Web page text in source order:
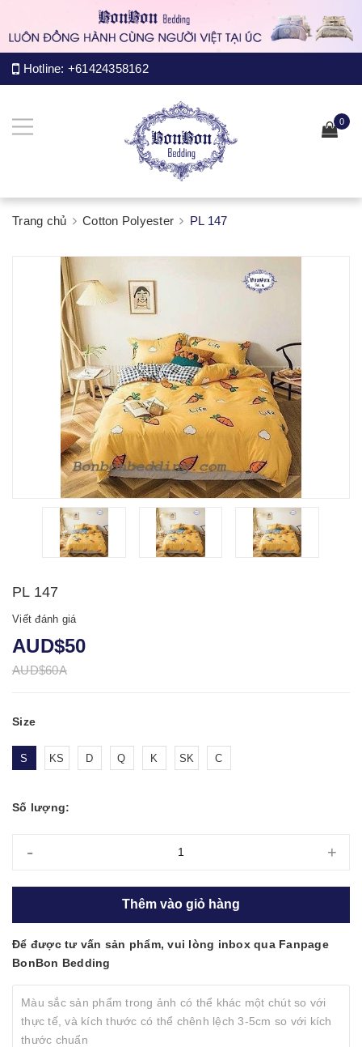
Hotline: +61424358162
0
Trang chủ Cotton Polyester PL 147
PL 147
Viết đánh giá
AUD$50
AUD$60A
Size
S KS D Q K SK C
Số lượng:
- +
Thêm vào giỏ hàng
Để được tư vấn sản phẩm, vui lòng inbox qua Fanpage
BonBon Bedding
Màu sắc sản phẩm trong ảnh có thể khác một chút so với
thực tế, và kích thước có thể chênh lệch 3-5cm so với kích
thước chuẩn